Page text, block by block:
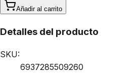
Añadir al carrito
Detalles del producto
SKU:
6937285509260